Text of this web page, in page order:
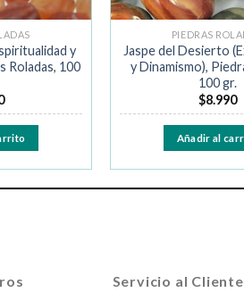
y
Roladas, 100
PIEDRAS
Jaspe del Desierto
y Dinamismo),
100 gr.
$8.990
Añadir al
Servicio al Cliente